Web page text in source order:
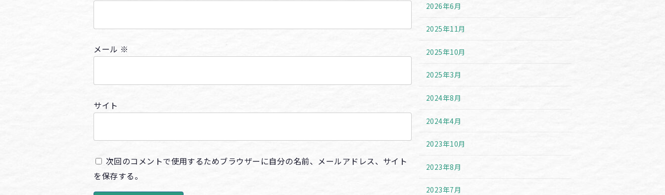
メール ※
サイト
次回のコメントで使用するためブラウザーに自分の名前、メールアドレス、サイト
を保存する。
2026年6月
2025年11月
2025年10月
2025年3月
2024年8月
2024年4月
2023年10月
2023年8月
2023年7月